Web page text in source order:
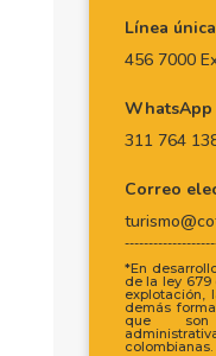
Línea
456 7000
WhatsApp
311 764
Correo
*En
de la ley 679
explotación,
demás
que
colombianas.